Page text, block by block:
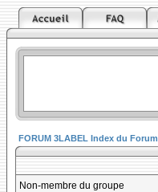
FORUM 3LABEL Index du Forum
Non-membre du groupe